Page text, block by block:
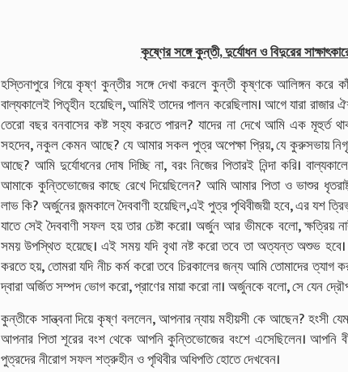
কৃষ্ণের সঙ্গে কুন্তী, দুর্যোধন ও বিদুরের
হস্তিনাপুরে গিয়ে কৃষ্ণ কুন্তীর সঙ্গে দেখা করলে কুন্তী কৃষ্ণকে আলিঙ্গন করে
বাল্যকালেই পিতৃহীন হয়েছিল, আমিই তাদের পালন করেছিলাম। আগে যারা রাজার
তেরো বছর বনবাসের কষ্ট সহ্য করতে পারল? যাদের না দেখে আমি এক মূহুর্ত
সহদেব, নকুল কেমন আছে? যে আমার সকল পুত্র অপেক্ষা প্রিয়, যে কুরুসভায়
আছে? আমি দুর্যোধনের দোষ দিচ্ছি না, বরং নিজের পিতারই নিন্দা করি।
আমাকে কুন্তিভোজের কাছে রেখে দিয়েছিলেন? আমি আমার পিতা ও ভাশুর
লাভ কি? অর্জুনের জন্মকালে দৈববাণী হয়েছিল,এই পুত্র পৃথিবীজয়ী হবে, এর যশ
যাতে সেই দৈববাণী সফল হয় তার চেষ্টা করো। অর্জুন আর ভীমকে বলো,
সময় উপস্থিত হয়েছে। এই সময় যদি বৃথা নষ্ট করো তবে তা অত্যন্ত অশুভ
করতে হয়, তোমরা যদি নীচ কর্ম করো তবে চিরকালের জন্য আমি তোমাদের
দ্বারা অর্জিত সম্পদ ভোগ করো, প্রাণের মায়া করো না। অর্জুনকে বলো, সে যেন
কুন্তীকে সান্ত্বনা দিয়ে কৃষ্ণ বললেন, আপনার ন্যায় মহীয়সী কে আছেন?
আপনার পিতা শূরের বংশ থেকে আপনি কুন্তিভোজের বংশে এসেছিলেন। আপনি
পুত্রদের নীরোগ সফল শত্রুহীন ও পৃথিবীর অধিপতি হোতে দেখবেন।